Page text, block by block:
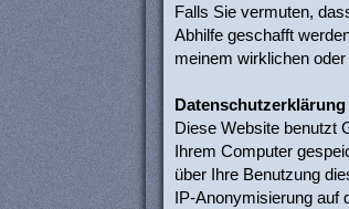
Falls Sie vermuten,
Abhilfe geschafft
meinem wirklichen
Diese Website benutzt
Ihrem Computer
über Ihre Benutzung
IP-Anonymisierung auf